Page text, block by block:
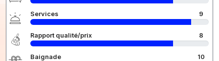
Services 9
Rapport qualité/prix 8
Baignade 10